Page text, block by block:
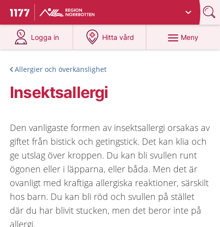
Till startsidan för 1177
Du har valt region
Logga in
på 1177.se
Hitta vård
på 1177.se
Meny
Allergier och överkänslighet
Insektsallergi
Den vanligaste formen av insektsallergi orsakas av
giftet från bistick och getingstick. Det kan klia och
ge utslag över kroppen. Du kan bli svullen runt
ögonen eller i läpparna, eller båda. Men det är
ovanligt med kraftiga allergiska reaktioner, särskilt
hos barn. Du kan bli röd och svullen på stället
där du har blivit stucken, men det beror inte på
allergi.